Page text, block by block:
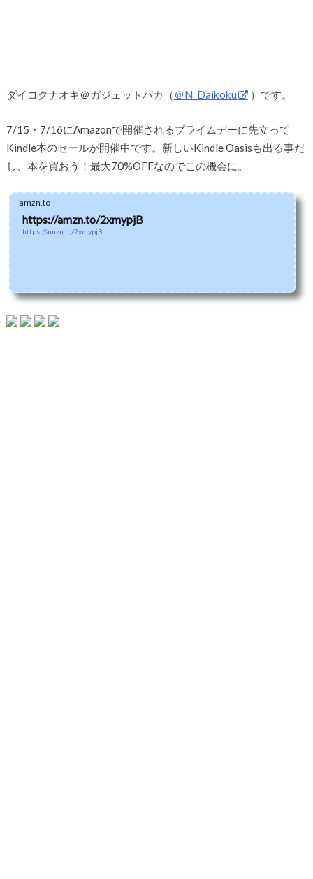
ダイコクナオキ＠ガジェットバカ（ ＠N_Daikoku ）です。
7/15・7/16にAmazonで開催されるプライムデーに先立って
Kindle本のセールが開催中です。新しいKindle Oasisも出る事だ
し、本を買おう！最大70%OFFなのでこの機会に。
amzn.to
https://amzn.to/2xmypjB
https://amzn.to/2xmypjB